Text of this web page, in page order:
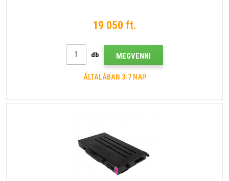
19 050 ft.
db MEGVENNI
ÁLTALÁBAN 3-7 NAP